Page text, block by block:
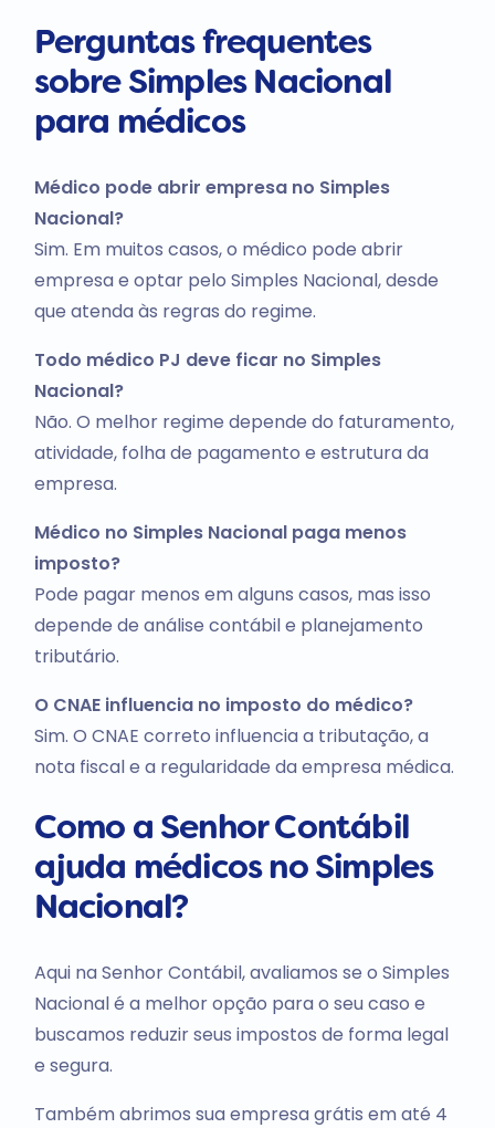
Perguntas frequentes
sobre Simples Nacional
para médicos
Médico pode abrir empresa no Simples
Nacional?
Sim. Em muitos casos, o médico pode abrir
empresa e optar pelo Simples Nacional, desde
que atenda às regras do regime.
Todo médico PJ deve ficar no Simples
Nacional?
Não. O melhor regime depende do faturamento,
atividade, folha de pagamento e estrutura da
empresa.
Médico no Simples Nacional paga menos
imposto?
Pode pagar menos em alguns casos, mas isso
depende de análise contábil e planejamento
tributário.
O CNAE influencia no imposto do médico?
Sim. O CNAE correto influencia a tributação, a
nota fiscal e a regularidade da empresa médica.
Como a Senhor Contábil
ajuda médicos no Simples
Nacional?
Aqui na Senhor Contábil, avaliamos se o Simples
Nacional é a melhor opção para o seu caso e
buscamos reduzir seus impostos de forma legal
e segura.
Também abrimos sua empresa grátis em até 4